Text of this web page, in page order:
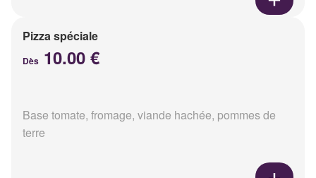
Pizza spéciale
Dès 10.00 €
Base tomate, fromage, viande hachée, pommes de
terre